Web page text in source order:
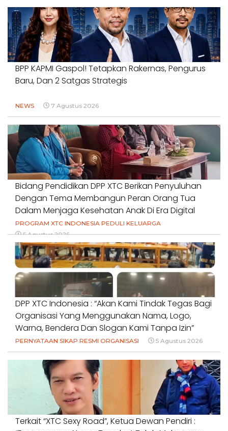
BPP KAPMI Gaspol! Tetapkan Rakernas, Pengurus
Baru, Dan 2 Satgas Strategis
NEWS 7 Agustus 2026
Bidang Pendidikan DPP XTC Berikan Penyuluhan
Dengan Tema Membangun Peran Orang Tua
Dalam Menjaga Kesehatan Anak Di Era Digital
PROGRAM XTC INDONESIA PEDULI KELUARGA
5 Agustus 2026
DPP XTC Indonesia : “Akan Kami Tindak Tegas Bagi
Organisasi Yang Menggunakan Nama, Logo,
Warna, Bendera Dan Slogan Kami Tanpa Izin”
PERNYATAAN SIKAP RESMI ORGANISASI 5 Agustus 2026
Terkait “XTC Sexy Road”, Ketua Dewan Pendiri :